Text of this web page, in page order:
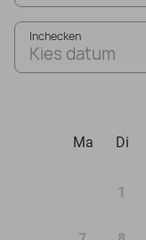
Inchecken
Kies datum
Ma
Di
1